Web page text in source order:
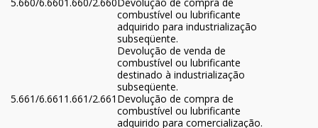
combustível ou lubrificante
adquirido para industrialização
subseqüente.
Devolução de venda de
combustível ou lubrificante
destinado à industrialização
subseqüente.
5.661/6.661 1.661/2.661 Devolução de compra de
combustível ou lubrificante
adquirido para comercialização.